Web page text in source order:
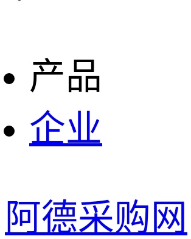
产品
企业
阿德采购网